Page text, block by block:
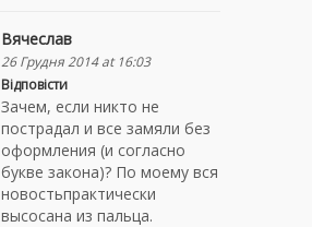
Вячеслав
26 Грудня 2014 at 16:03
Відповісти
Зачем, если никто не
пострадал и все замяли без
оформления (и согласно
букве закона)? По моему вся
новостьпрактически
высосана из пальца.